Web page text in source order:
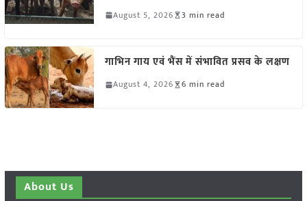
August 5, 2026 3 min read
गाभिन गाय एवं भैंस में संभावित प्रसव के लक्षण
August 4, 2026 6 min read
About Us